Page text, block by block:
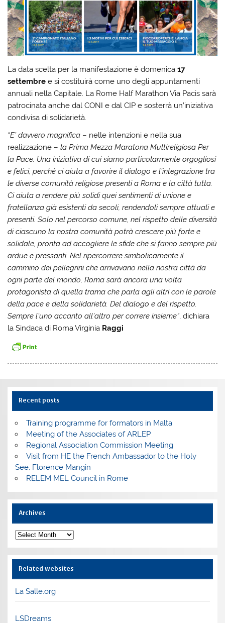
La data scelta per la manifestazione è domenica17
settembre e si costituirà come uno degli appuntamenti
annuali nella Capitale. La Rome Half Marathon Via Pacis sarà
patrocinata anche dal CONI e dal CIP e sosterrà un’iniziativa
condivisa di solidarietà.
“E’ davvero magnifica – nelle intenzioni e nella sua
realizzazione –la Prima Mezza Maratona Multireligiosa Per
la Pace. Una iniziativa di cui siamo particolarmente orgogliosi
e felici, perché ci aiuta a favorire il dialogo e l’integrazione tra
le diverse comunità religiose presenti a Roma e la città tutta.
Ci aiuta a rendere più solidi quei sentimenti di unione e
fratellanza già esistenti da secoli, rendendoli sempre attuali e
presenti. Solo nel percorso comune, nel rispetto delle diversità
di ciascuno la nostra comunità potrà crescere più forte e
solidale, pronta ad accogliere le sfide che si fanno sempre più
ardue e pressanti. Nel ripercorrere simbolicamente il
cammino dei pellegrini che arrivavano nella nostra città da
ogni parte del mondo, Roma sarà ancora una volta
protagonista di quella trama che parla agli altri con le parole
della pace e della solidarietà. Del dialogo e del rispetto.
Sempre l’uno accanto all’altro per correre insieme”, dichiara
la Sindaca di Roma Virginia Raggi
Recent posts
Training programme for formators in Malta
Meeting of the Associates of ARLEP
Regional Association Commission Meeting
Visit from HE the French Ambassador to the Holy
See, Florence Mangin
RELEM MEL Council in Rome
Archives
Archives
Related websites
La Salle.org
LSDreams